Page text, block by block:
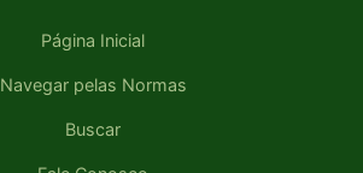
Página Inicial
Navegar pelas Normas
Buscar